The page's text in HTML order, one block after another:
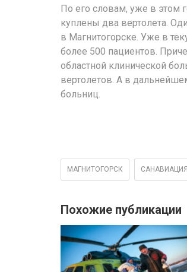
По его словам, уже в этом
куплены два вертолета.
в Магнитогорске. Уже в
более 500 пациентов.
областной клинической
вертолетов. А в
больниц.
МАГНИТОГОРСК САНАВИАЦИЯ
Похожие публикации